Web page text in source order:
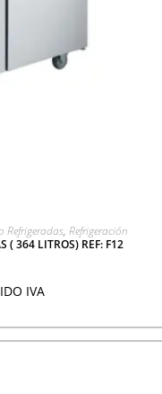
Refrigeradas, Refrigeración
( 364 LITROS) REF: F12
IVA